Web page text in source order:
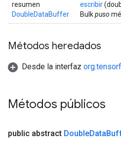
resumen
DoubleDataBuffer
escribir
Bulkpuso
Métodos heredados
Desde la interfaz
Métodos públicos
public abstract DoubleData